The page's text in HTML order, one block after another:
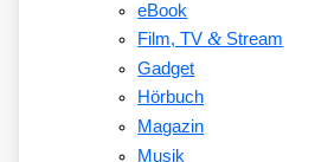
eBook
Film, TV&Stream
Gadget
Hörbuch
Magazin
Musik